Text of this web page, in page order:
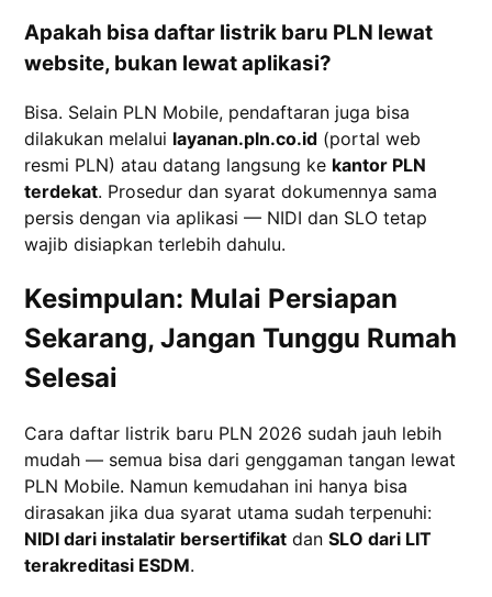
Apakah bisa daftar listrik baru PLN lewat
website, bukan lewat aplikasi?
Bisa. Selain PLN Mobile, pendaftaran juga bisa
dilakukan melalui layanan.pln.co.id (portal web
resmi PLN) atau datang langsung ke kantor PLN
terdekat. Prosedur dan syarat dokumennya sama
persis dengan via aplikasi — NIDI dan SLO tetap
wajib disiapkan terlebih dahulu.
Kesimpulan: Mulai Persiapan
Sekarang, Jangan Tunggu Rumah
Selesai
Cara daftar listrik baru PLN 2026 sudah jauh lebih
mudah — semua bisa dari genggaman tangan lewat
PLN Mobile. Namun kemudahan ini hanya bisa
dirasakan jika dua syarat utama sudah terpenuhi:
NIDI dari instalatir bersertifikat dan SLO dari LIT
terakreditasi ESDM.